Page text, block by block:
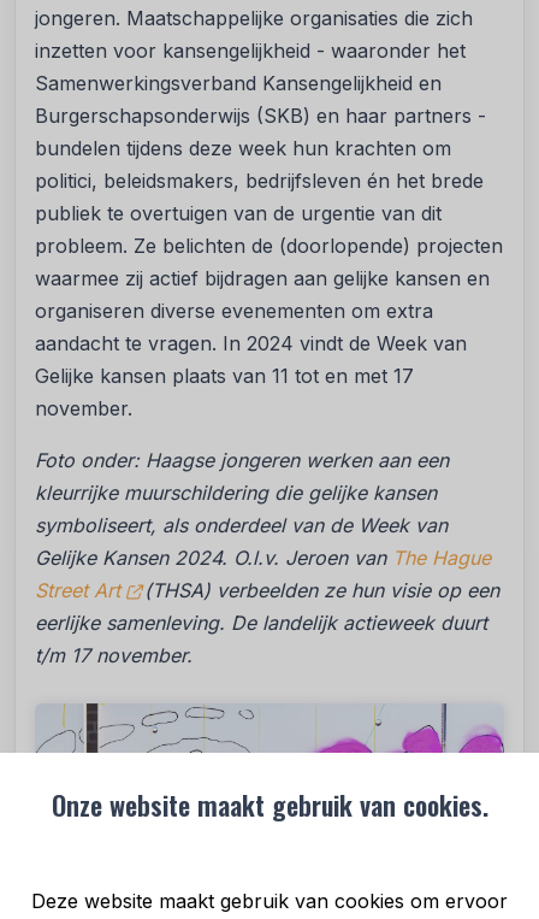
Onze website maakt gebruik van cookies.
Deze website maakt gebruik van cookies om ervoor
jongeren. Maatschappelijke organisaties die zich
inzetten voor kansengelijkheid - waaronder het
Samenwerkingsverband Kansengelijkheid en
Burgerschapsonderwijs (SKB) en haar partners -
bundelen tijdens deze week hun krachten om
politici, beleidsmakers, bedrijfsleven én het brede
publiek te overtuigen van de urgentie van dit
probleem. Ze belichten de (doorlopende) projecten
waarmee zij actief bijdragen aan gelijke kansen en
organiseren diverse evenementen om extra
aandacht te vragen. In 2024 vindt de Week van
Gelijke kansen plaats van 11 tot en met 17
november.
Foto onder: Haagse jongeren werken aan een
kleurrijke muurschildering die gelijke kansen
symboliseert, als onderdeel van de Week van
Gelijke Kansen 2024. O.l.v. Jeroen van The Hague
Street Art
(THSA) verbeelden ze hun visie op een
eerlijke samenleving. De landelijk actieweek duurt
t/m 17 november.